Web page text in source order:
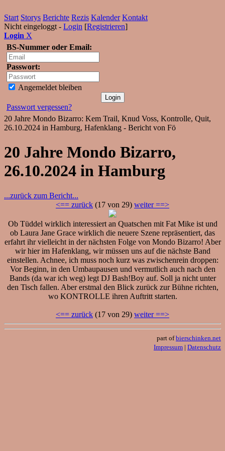
Start Storys Berichte Rezis Kalender Kontakt
Nicht eingeloggt - Login [Registrieren]
Login X
BS-Nummer oder Email:
Passwort:
Angemeldet bleiben
Passwort vergessen?
20 Jahre Mondo Bizarro: Kem Trail, Knud Voss, Kontrolle, Quit,
26.10.2024 in Hamburg, Hafenklang - Bericht von Fö
20 Jahre Mondo Bizarro,
26.10.2024 in Hamburg
...zurück zum Bericht...
<== zurück (17 von 29) weiter ==>
Ob Tüddel wirklich interessiert an Quatschen mit Fat Mike ist und
ob Laura Jane Grace wirklich die neuere Szene repräsentiert, das
erfahrt ihr vielleicht in der nächsten Folge von Mondo Bizarro! Aber
wir hier im Hafenklang, wir müssen uns auf die nächste Band
einstellen. Achnee, ich muss noch kurz was zwischenrein droppen:
Vor Beginn, in den Umbaupausen und vermutlich auch nach den
Bands (da war ich weg) legt DJ Bash!Boy auf. Soll ja nicht unter
den Tisch fallen. Aber erstmal den Blick zurück zur Bühne richten,
wo KONTROLLE ihren Auftritt starten.
<== zurück (17 von 29) weiter ==>
part ofbierschinken.net
Impressum | Datenschutz